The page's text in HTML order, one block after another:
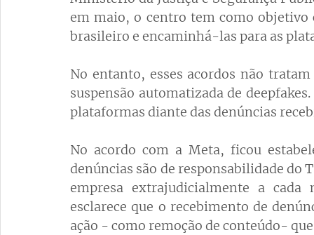
em maio, o centro tem como
brasileiro e encaminhá-las para as
No entanto, esses acordos não
suspensão automatizada de
plataformas diante das denúncias
No acordo com a Meta, ficou
denúncias são de responsabilidade do
empresa extrajudicialmente a cada
esclarece que o recebimento de
ação - como remoção de conteúdo-